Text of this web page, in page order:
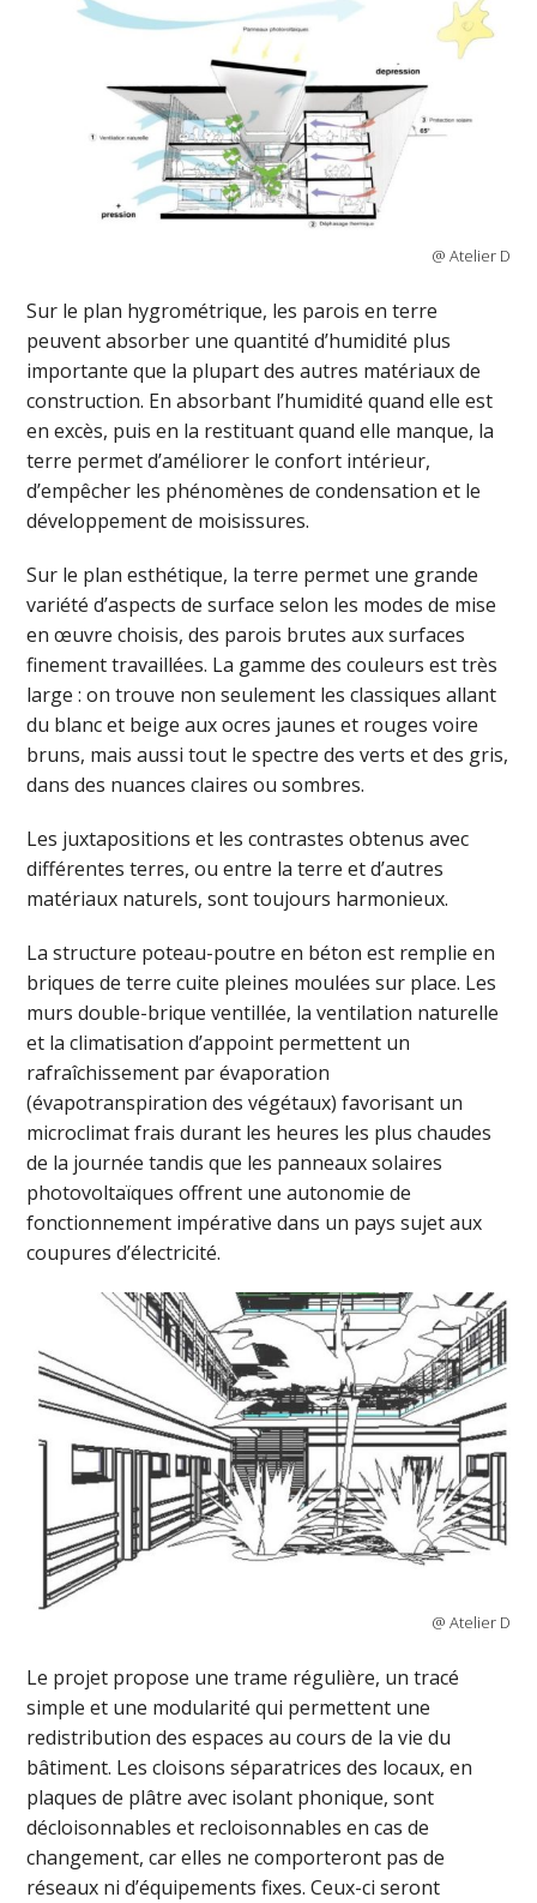
@ Atelier D
Sur le plan hygrométrique, les parois en terre
peuvent absorber une quantité d’humidité plus
importante que la plupart des autres matériaux de
construction. En absorbant l’humidité quand elle est
en excès, puis en la restituant quand elle manque, la
terre permet d’améliorer le confort intérieur,
d’empêcher les phénomènes de condensation et le
développement de moisissures.
Sur le plan esthétique, la terre permet une grande
variété d’aspects de surface selon les modes de mise
en œuvre choisis, des parois brutes aux surfaces
finement travaillées. La gamme des couleurs est très
large : on trouve non seulement les classiques allant
du blanc et beige aux ocres jaunes et rouges voire
bruns, mais aussi tout le spectre des verts et des gris,
dans des nuances claires ou sombres.
Les juxtapositions et les contrastes obtenus avec
différentes terres, ou entre la terre et d’autres
matériaux naturels, sont toujours harmonieux.
La structure poteau-poutre en béton est remplie en
briques de terre cuite pleines moulées sur place. Les
murs double-brique ventillée, la ventilation naturelle
et la climatisation d’appoint permettent un
rafraîchissement par évaporation
(évapotranspiration des végétaux) favorisant un
microclimat frais durant les heures les plus chaudes
de la journée tandis que les panneaux solaires
photovoltaïques offrent une autonomie de
fonctionnement impérative dans un pays sujet aux
coupures d’électricité.
@ Atelier D
Le projet propose une trame régulière, un tracé
simple et une modularité qui permettent une
redistribution des espaces au cours de la vie du
bâtiment. Les cloisons séparatrices des locaux, en
plaques de plâtre avec isolant phonique, sont
décloisonnables et recloisonnables en cas de
changement, car elles ne comporteront pas de
réseaux ni d’équipements fixes. Ceux-ci seront